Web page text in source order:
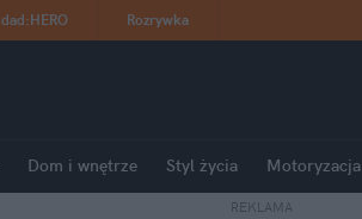
dad:HERO Rozrywka
Dom i wnętrze Styl życia Motoryzacja
REKLAMA